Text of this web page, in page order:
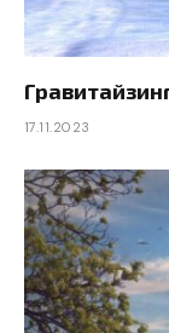
17.11.2023